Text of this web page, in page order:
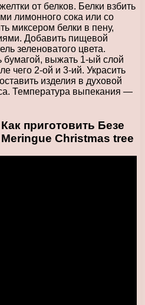
от белков. Белки взбить
лимонного сока или со
миксером белки в пену,
Добавить пищевой
зеленоватого цвета.
бумагой, выжать 1-ый слой
чего 2-ой и 3-ий. Украсить
изделия в духовой
Температура выпекания —
приготовить Безе
Christmas tree